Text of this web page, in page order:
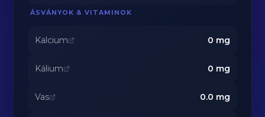
ÁSVÁNYOK & VITAMINOK
Kalcium 0 mg
Kálium 0 mg
Vas 0.0 mg